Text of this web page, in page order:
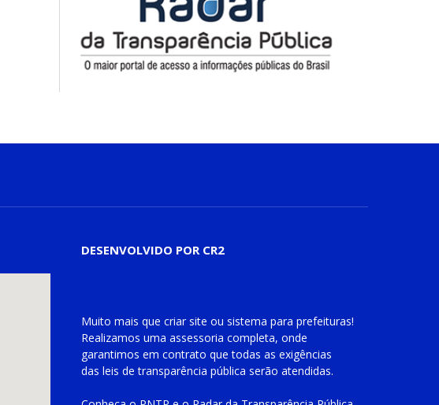
DESENVOLVIDO POR CR2
Muito mais que criar site ou sistema para prefeituras!
Realizamos uma assessoria completa, onde
garantimos em contrato que todas as exigências
das leis de transparência pública serão atendidas.